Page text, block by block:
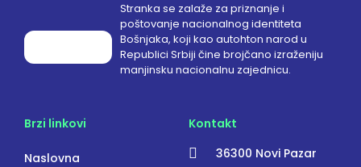
Stranka se zalaže za priznanje i
poštovanje nacionalnog identiteta
Bošnjaka, koji kao autohton narod u
Republici Srbiji čine brojčano izraženiju
manjinsku nacionalnu zajednicu.
Brzi linkovi
Naslovna
Kontakt
36300 Novi Pazar